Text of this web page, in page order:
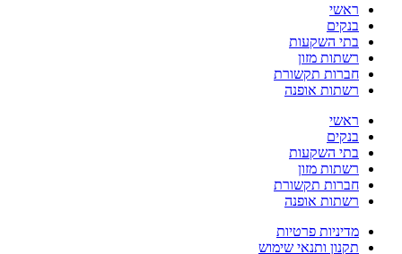
ראשי
בנקים
בתי השקעות
רשתות מזון
חברות תקשורת
רשתות אופנה
ראשי
בנקים
בתי השקעות
רשתות מזון
חברות תקשורת
רשתות אופנה
מדיניות פרטיות
תקנון ותנאי שימוש